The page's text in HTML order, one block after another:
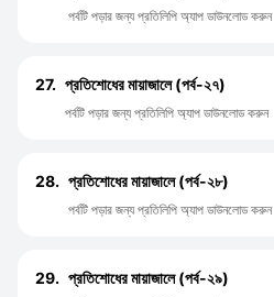
পর্বটি পড়ার জন্য প্রতিলিপি অ্যাপ ডাউনলোড করুন
27. প্রতিশোধের মায়াজালে (পর্ব-২৭)
পর্বটি পড়ার জন্য প্রতিলিপি অ্যাপ ডাউনলোড করুন
28. প্রতিশোধের মায়াজালে (পর্ব-২৮)
পর্বটি পড়ার জন্য প্রতিলিপি অ্যাপ ডাউনলোড করুন
29. প্রতিশোধের মায়াজালে (পর্ব-২৯)